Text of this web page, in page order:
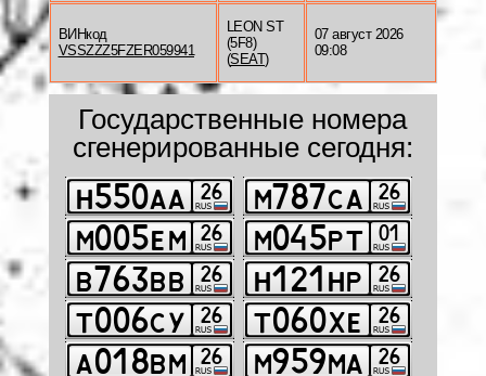
ВИНкод
VSSZZZ5FZER059941
LEON ST
(5F8)
(SEAT)
07 август 2026
09:08
Государственные номера
сгенерированные сегодня: